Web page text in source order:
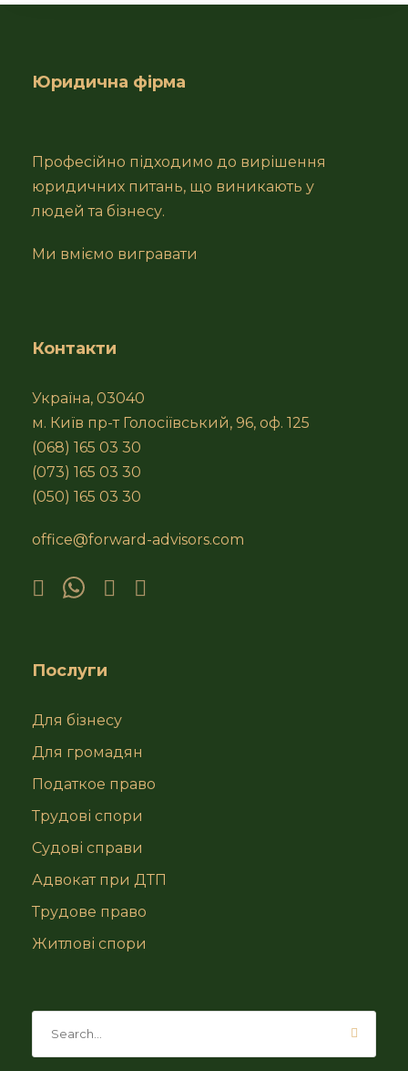
Юридична фірма
Професійно підходимо до вирішення
юридичних питань, що виникають у
людей та бізнесу.
Ми вміємо вигравати
Контакти
Україна, 03040
м. Київ пр-т Голосіївський, 96, оф. 125
(068) 165 03 30
(073) 165 03 30
(050) 165 03 30
office@forward-advisors.com
Послуги
Для бізнесу
Для громадян
Податкое право
Трудові спори
Судові справи
Адвокат при ДТП
Трудове право
Житлові спори